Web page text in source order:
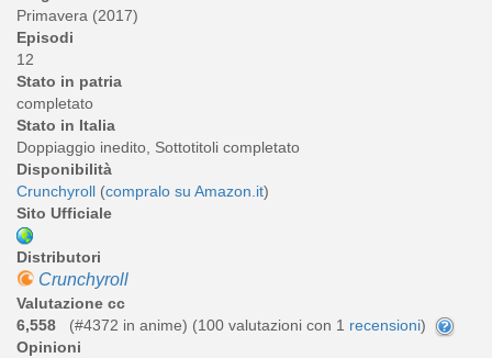
Primavera (2017)
Episodi
12
Stato in patria
completato
Stato in Italia
Doppiaggio inedito, Sottotitoli completato
Disponibilità
Crunchyroll (compralo su Amazon.it)
Sito Ufficiale
Distributori
Crunchyroll
Valutazione cc
6,558
(#4372 in anime) (100 valutazioni con 1 recensioni)
Opinioni